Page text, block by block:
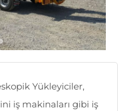
Yükleyiciler,
iş makinaları gibi iş